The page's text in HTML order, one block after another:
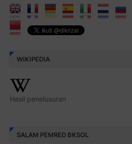
WIKIPEDIA
Hasil penelusuran
SALAM PEMRED BKSOL